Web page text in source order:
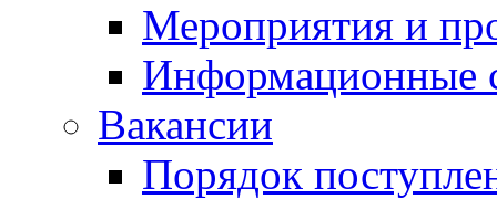
Мероприятия и
Информационные
Вакансии
Порядок